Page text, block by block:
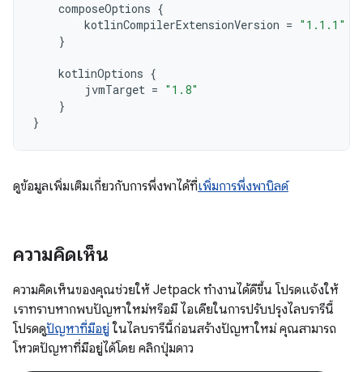
composeOptions {
kotlinCompilerExtensionVersion = "1.1.1"
}
kotlinOptions {
jvmTarget = "1.8"
}
}
ดูข้อมูลเพิ่มเติมเกี่ยวกับการพึ่งพาได้ที่เพิ่มการพึ่งพาบิลด์
ความคิดเห็น
ความคิดเห็นของคุณช่วยให้ Jetpack ทำงานได้ดีขึ้น โปรดแจ้งให้
เราทราบหากพบปัญหาใหม่หรือมี ไอเดียในการปรับปรุงไลบรารีนี้
โปรดดูปัญหาที่มีอยู่ ในไลบรารีนี้ก่อนสร้างปัญหาใหม่ คุณสามารถ
โหวตปัญหาที่มีอยู่ได้โดย คลิกปุ่มดาว